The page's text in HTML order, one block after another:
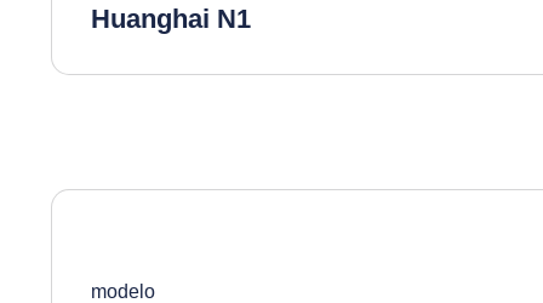
Huanghai N1
modelo